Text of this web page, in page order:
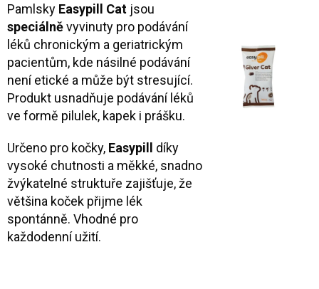
Pamlsky Easypill Cat jsou
speciálněvyvinuty pro podávání
léků chronickým a geriatrickým
pacientům, kde násilné podávání
není etické a může být stresující.
Produkt usnadňuje podávání léků
ve formě pilulek, kapek i prášku.
Určeno pro kočky, Easypill
díky
vysoké chutnosti a měkké, snadno
žvýkatelné struktuře zajišťuje, že
většina koček přijme lék
spontánně. Vhodné pro
každodenní užití.